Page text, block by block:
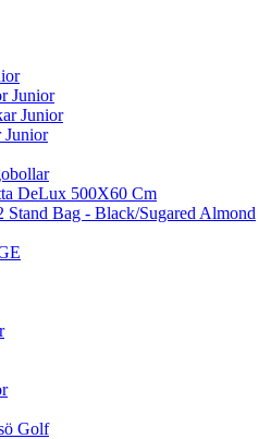
Junior
Junior
Junior
DeLux 500X60 Cm
Stand Bag - Black/Sugared Almond
Golf